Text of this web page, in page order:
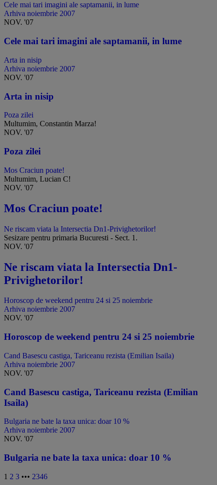
Cele mai tari imagini ale saptamanii, in lume
Arhiva noiembrie 2007
NOV. '07
Cele mai tari imagini ale saptamanii, in lume
Arta in nisip
Arhiva noiembrie 2007
NOV. '07
Arta in nisip
Poza zilei
Multumim, Constantin Marza!
NOV. '07
Poza zilei
Mos Craciun poate!
Multumim, Lucian C!
NOV. '07
Mos Craciun poate!
Ne riscam viata la Intersectia Dn1-Privighetorilor!
Sesizare pentru primaria Bucuresti - Sect. 1.
NOV. '07
Ne riscam viata la Intersectia Dn1-
Privighetorilor!
Horoscop de weekend pentru 24 si 25 noiembrie
Arhiva noiembrie 2007
NOV. '07
Horoscop de weekend pentru 24 si 25 noiembrie
Cand Basescu castiga, Tariceanu rezista (Emilian Isaila)
Arhiva noiembrie 2007
NOV. '07
Cand Basescu castiga, Tariceanu rezista (Emilian
Isaila)
Bulgaria ne bate la taxa unica: doar 10 %
Arhiva noiembrie 2007
NOV. '07
Bulgaria ne bate la taxa unica: doar 10 %
1 2 3 ••• 2346